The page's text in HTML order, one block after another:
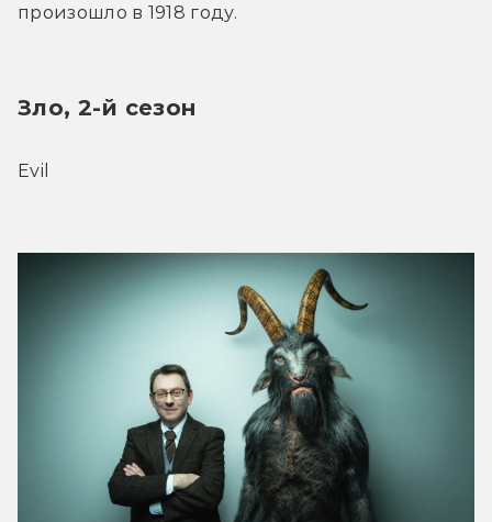
произошло в 1918 году.
Зло, 2-й сезон
Evil